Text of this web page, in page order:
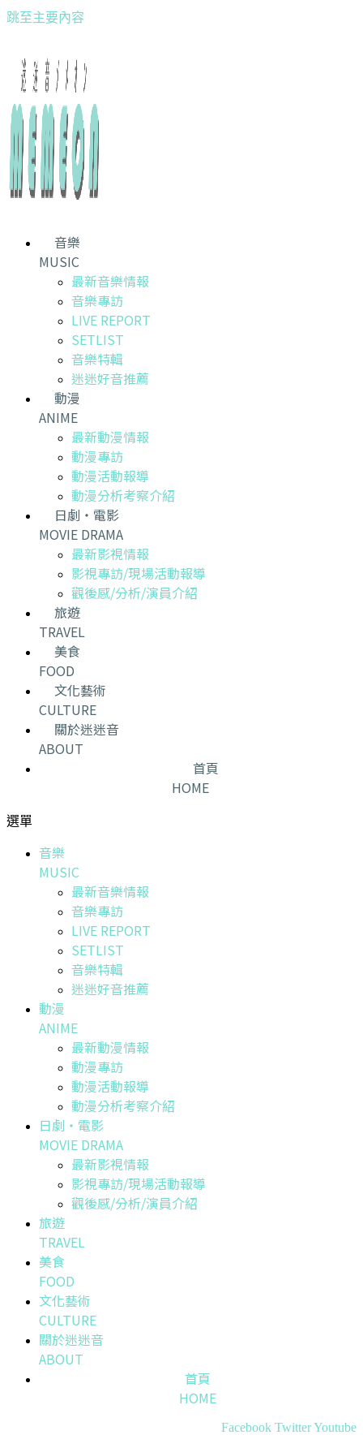
跳至主要內容
音樂
MUSIC
最新音樂情報
音樂專訪
LIVE REPORT
SETLIST
音樂特輯
迷迷好音推薦
動漫
ANIME
最新動漫情報
動漫專訪
動漫活動報導
動漫分析考察介紹
日劇・電影
MOVIE DRAMA
最新影視情報
影視專訪/現場活動報導
觀後感/分析/演員介紹
旅遊
TRAVEL
美食
FOOD
文化藝術
CULTURE
關於迷迷音
ABOUT
首頁
HOME
選單
音樂
MUSIC
最新音樂情報
音樂專訪
LIVE REPORT
SETLIST
音樂特輯
迷迷好音推薦
動漫
ANIME
最新動漫情報
動漫專訪
動漫活動報導
動漫分析考察介紹
日劇・電影
MOVIE DRAMA
最新影視情報
影視專訪/現場活動報導
觀後感/分析/演員介紹
旅遊
TRAVEL
美食
FOOD
文化藝術
CULTURE
關於迷迷音
ABOUT
首頁
HOME
Facebook TwitterYoutube